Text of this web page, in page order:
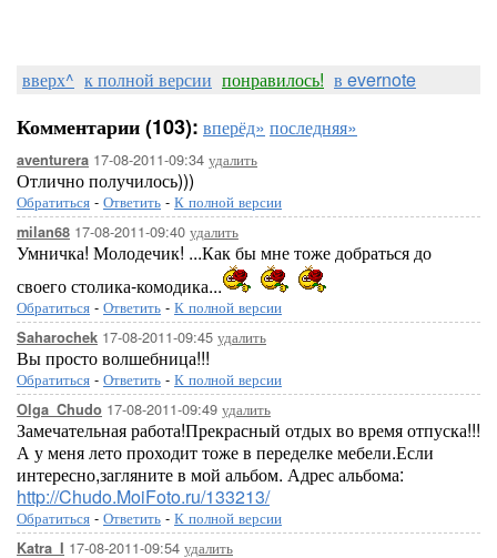
вверх^ к полной версии понравилось! в evernote
Комментарии (103): вперёд» последняя»
aventurera 17-08-2011-09:34 удалить
Отлично получилось)))
Обратиться - Ответить - К полной версии
milan68 17-08-2011-09:40 удалить
Умничка! Молодечик! ...Как бы мне тоже добраться до
своего столика-комодика...
Обратиться - Ответить - К полной версии
Saharochek 17-08-2011-09:45 удалить
Вы просто волшебница!!!
Обратиться - Ответить - К полной версии
Olga_Chudo 17-08-2011-09:49 удалить
Замечательная работа!Прекрасный отдых во время отпуска!!!
А у меня лето проходит тоже в переделке мебели.Если
интересно,загляните в мой альбом. Адрес альбома:
http://Chudo.MoiFoto.ru/133213/
Обратиться - Ответить - К полной версии
Katra_I 17-08-2011-09:54 удалить